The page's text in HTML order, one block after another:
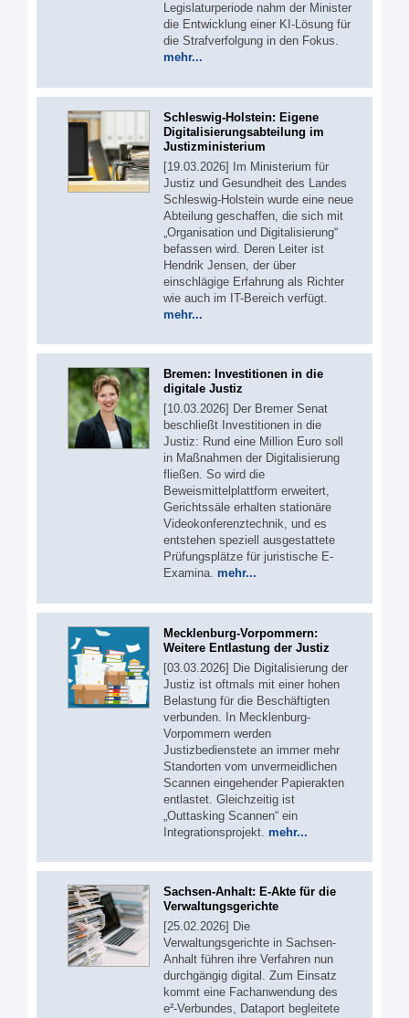
Legislaturperiode nahm der Minister
die Entwicklung einer KI-Lösung für
die Strafverfolgung in den Fokus.
mehr...
Schleswig-Holstein: Eigene
Digitalisierungsabteilung im
Justizministerium
[19.03.2026] Im Ministerium für
Justiz und Gesundheit des Landes
Schleswig-Holstein wurde eine neue
Abteilung geschaffen, die sich mit
„Organisation und Digitalisierung“
befassen wird. Deren Leiter ist
Hendrik Jensen, der über
einschlägige Erfahrung als Richter
wie auch im IT-Bereich verfügt.
mehr...
Bremen: Investitionen in die
digitale Justiz
[10.03.2026] Der Bremer Senat
beschließt Investitionen in die
Justiz: Rund eine Million Euro soll
in Maßnahmen der Digitalisierung
fließen. So wird die
Beweismittelplattform erweitert,
Gerichtssäle erhalten stationäre
Videokonferenztechnik, und es
entstehen speziell ausgestattete
Prüfungsplätze für juristische E-
Examina. mehr...
Mecklenburg-Vorpommern:
Weitere Entlastung der Justiz
[03.03.2026] Die Digitalisierung der
Justiz ist oftmals mit einer hohen
Belastung für die Beschäftigten
verbunden. In Mecklenburg-
Vorpommern werden
Justizbedienstete an immer mehr
Standorten vom unvermeidlichen
Scannen eingehender Papierakten
entlastet. Gleichzeitig ist
„Outtasking Scannen“ ein
Integrationsprojekt. mehr...
Sachsen-Anhalt: E-Akte für die
Verwaltungsgerichte
[25.02.2026] Die
Verwaltungsgerichte in Sachsen-
Anhalt führen ihre Verfahren nun
durchgängig digital. Zum Einsatz
kommt eine Fachanwendung des
e²-Verbundes, Dataport begleitete